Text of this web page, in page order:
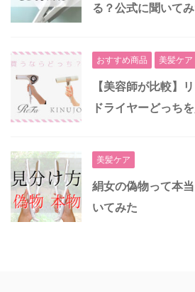
る？公式に聞いて
おすすめ商品 美髪ケア
【美容師が比較】
ドライヤーどっち
美髪ケア
絹女の偽物って本
いてみた